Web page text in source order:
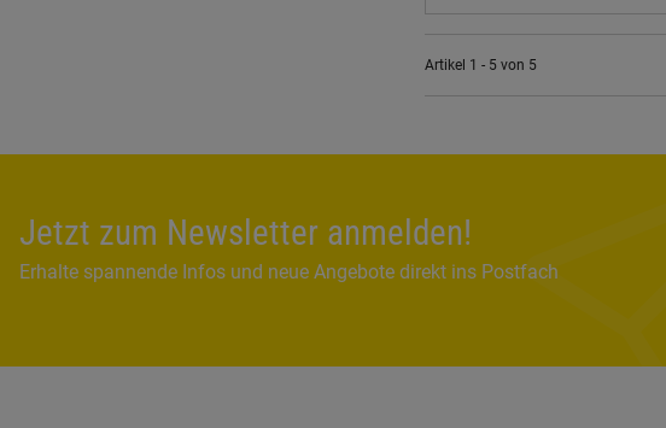
Artikel 1 - 5 von 5
Jetzt zum Newsletter anmelden!
Erhalte spannende Infos und neue Angebote direkt ins Postfach